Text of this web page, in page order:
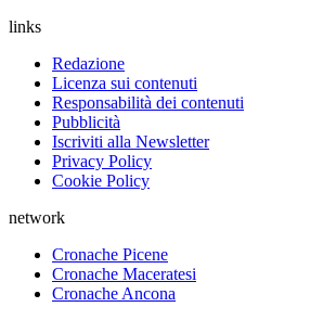
links
Redazione
Licenza sui contenuti
Responsabilità dei contenuti
Pubblicità
Iscriviti alla Newsletter
Privacy Policy
Cookie Policy
network
Cronache Picene
Cronache Maceratesi
Cronache Ancona